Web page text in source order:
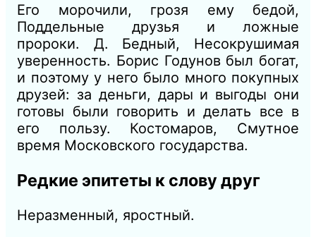
Его морочили, грозя ему бедой,
Поддельные друзья и ложные
пророки. Д. Бедный, Несокрушимая
уверенность. Борис Годунов был богат,
и поэтому у него было много покупных
друзей: за деньги, дары и выгоды они
готовы были говорить и делать все в
его пользу. Костомаров, Смутное
время Московского государства.
Редкие эпитеты к слову друг
Неразменный, яростный.